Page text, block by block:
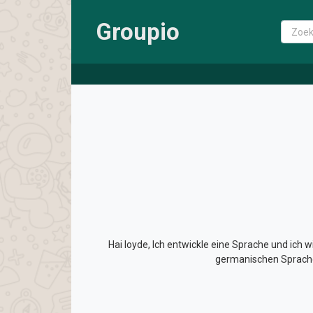
Groupio
Hai loyde, Ich entwickle eine Sprache und
germanischen